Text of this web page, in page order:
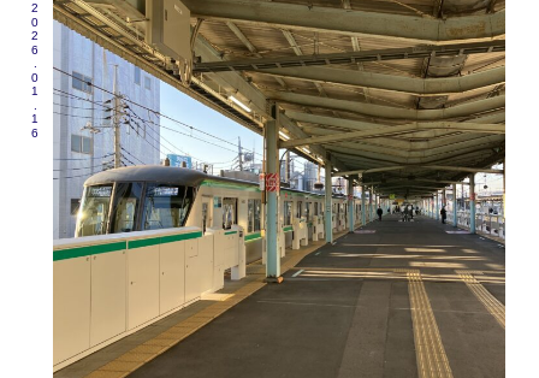
2026.01.16